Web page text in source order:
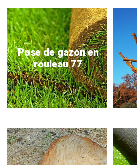
Pose de gazon en
rouleau 77